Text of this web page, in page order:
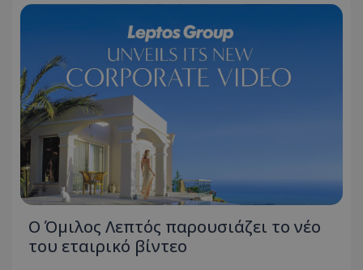
Ο Όμιλος Λεπτός παρουσιάζει το νέο
του εταιρικό βίντεο